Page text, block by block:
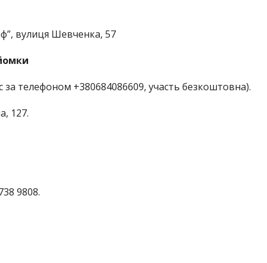
вулиця Шевченка, 57
за телефоном +380684086609, участь безкоштовна).
127.
9808.